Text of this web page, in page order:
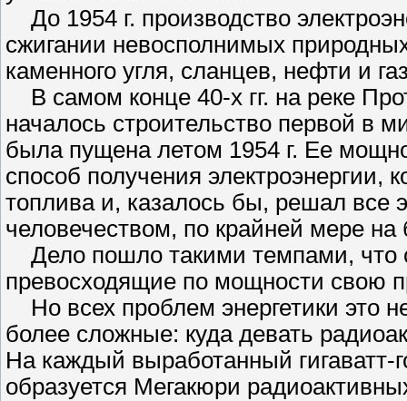
До 1954 г. производство
сжигании невосполнимых
каменного угля, сланцев, нефти и
В самом конце 40-х гг. на реке
началось строительство первой в
была пущена летом 1954 г. Ее
способ получения электроэнергии,
топлива и, казалось бы, решал все
человечеством, по крайней мере
Дело пошло такими темпами, что
превосходящие по мощности свою
Но всех проблем энергетики это
более сложные: куда девать
На каждый выработанный гигаватт-
образуется Мегакюри